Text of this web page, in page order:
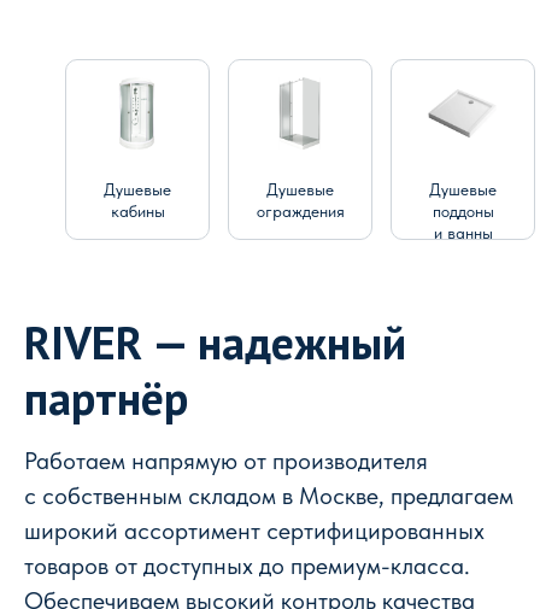
Душевые
кабины
Душевые
ограждения
Душевые
поддоны
и ванны
RIVER — надежный
партнёр
Работаем напрямую от производителя
с собственным складом в Москве, предлагаем
широкий ассортимент сертифицированных
товаров от доступных до премиум-класса.
Обеспечиваем высокий контроль качества